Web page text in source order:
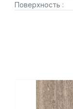
Поверхность :